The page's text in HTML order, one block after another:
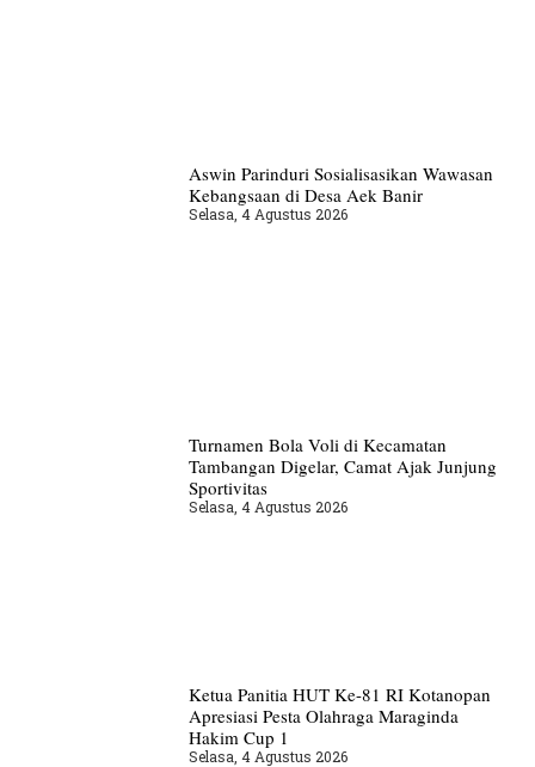
Aswin Parinduri Sosialisasikan Wawasan
Kebangsaan di Desa Aek Banir
Selasa, 4 Agustus 2026
Turnamen Bola Voli di Kecamatan
Tambangan Digelar, Camat Ajak Junjung
Sportivitas
Selasa, 4 Agustus 2026
Ketua Panitia HUT Ke-81 RI Kotanopan
Apresiasi Pesta Olahraga Maraginda
Hakim Cup 1
Selasa, 4 Agustus 2026